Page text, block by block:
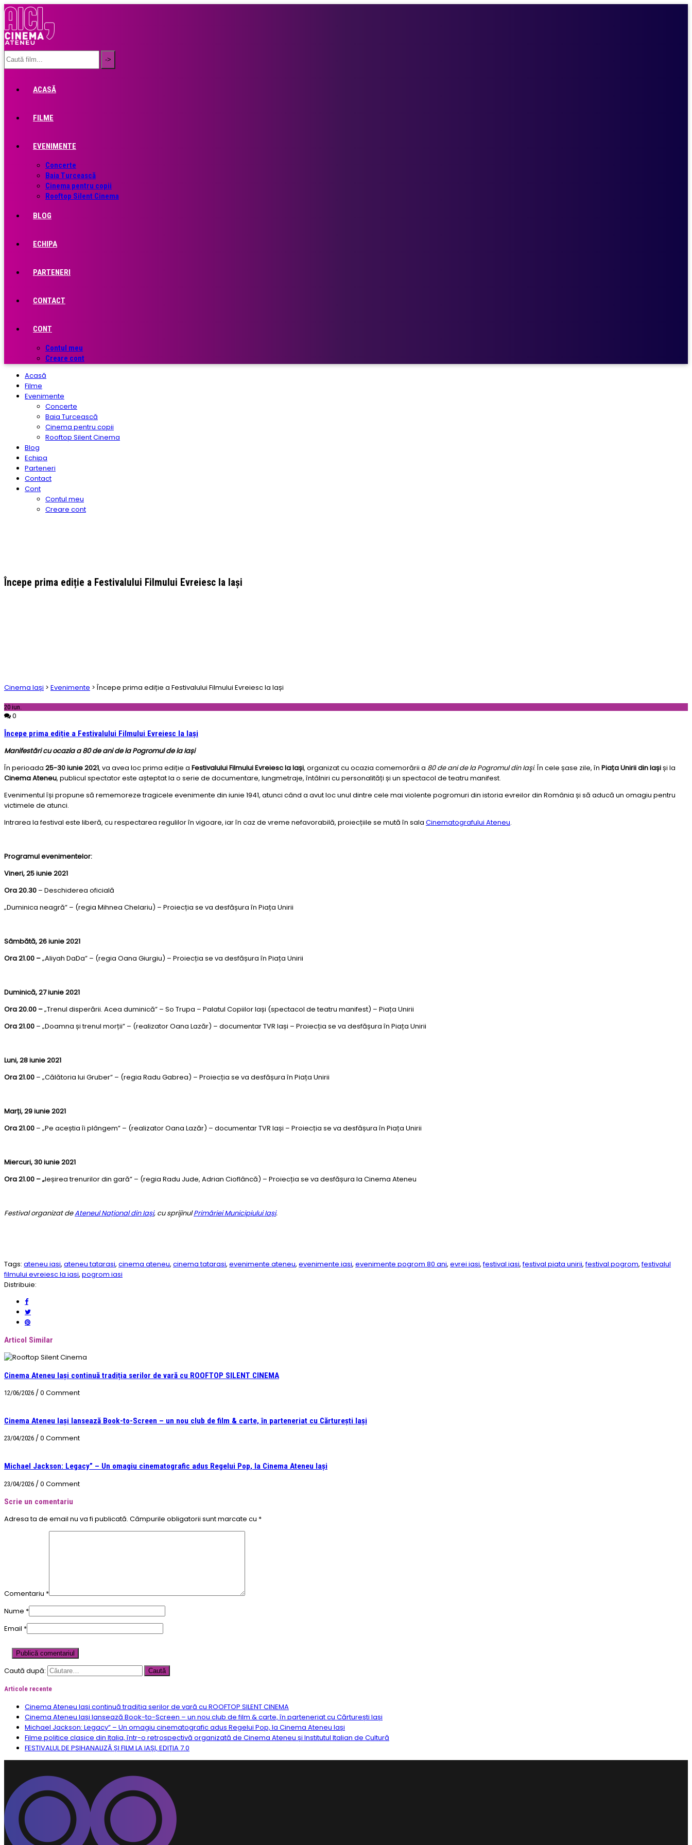
ACASĂ
FILME
EVENIMENTE
Concerte
Baia Turcească
Cinema pentru copii
Rooftop Silent Cinema
BLOG
ECHIPA
PARTENERI
CONTACT
CONT
Contul meu
Creare cont
Acasă
Filme
Evenimente
Concerte
Baia Turcească
Cinema pentru copii
Rooftop Silent Cinema
Blog
Echipa
Parteneri
Contact
Cont
Contul meu
Creare cont
Începe prima ediție a Festivalului Filmului Evreiesc la Iași
Cinema Iași > Evenimente > Începe prima ediție a Festivalului Filmului Evreiesc la Iași
20 iun.
0
Începe prima ediție a Festivalului Filmului Evreiesc la Iași
Manifestări cu ocazia a 80 de ani de la Pogromul de la Iași
În perioada 25-30 iunie 2021, va avea loc prima ediție a Festivalului Filmului Evreiesc la Iași, organizat cu ocazia comemorării a 80 de ani de la Pogromul din Iaşi. În cele șase zile, în Piața Unirii din Iașiși la
Cinema Ateneu, publicul spectator este așteptat la o serie de documentare, lungmetraje, întâlniri cu personalități și un spectacol de teatru manifest.
Evenimentul își propune să rememoreze tragicele evenimente din iunie 1941, atunci când a avut loc unul dintre cele mai violente pogromuri din istoria evreilor din România și să aducă un omagiu pentru
victimele de atunci.
Intrarea la festival este liberă, cu respectarea regulilor în vigoare, iar în caz de vreme nefavorabilă, proiecțiile se mută în sala Cinematografului Ateneu.
Programul evenimentelor:
Vineri, 25 iunie 2021
Ora 20.30 – Deschiderea oficială
„Duminica neagră” – (regia Mihnea Chelariu) – Proiecția se va desfășura în Piața Unirii
Sâmbătă, 26 iunie 2021
Ora 21.00 –„Aliyah DaDa” – (regia Oana Giurgiu) – Proiecția se va desfășura în Piața Unirii
Duminică, 27 iunie 2021
Ora 20.00 –„Trenul disperării. Acea duminică” – So Trupa – Palatul Copiilor Iași (spectacol de teatru manifest) – Piața Unirii
Ora 21.00 – „Doamna și trenul morții” – (realizator Oana Lazăr) – documentar TVR Iași – Proiecția se va desfășura în Piața Unirii
Luni, 28 iunie 2021
Ora 21.00 – „Călătoria lui Gruber” – (regia Radu Gabrea) – Proiecția se va desfășura în Piața Unirii
Marți, 29 iunie 2021
Ora 21.00 – „Pe aceștia îi plângem” – (realizator Oana Lazăr) – documentar TVR Iași – Proiecția se va desfășura în Piața Unirii
Miercuri, 30 iunie 2021
Ora 21.00 – „Ieșirea trenurilor din gară” – (regia Radu Jude, Adrian Cioflâncă) – Proiecția se va desfășura la Cinema Ateneu
Festival organizat deAteneul Național din Iași, cu sprijinulPrimăriei Municipiului Iași.
Tags: ateneu iasi, ateneu tatarasi, cinema ateneu, cinema tatarasi, evenimente ateneu, evenimente iasi, evenimente pogrom 80 ani, evrei iasi,festival iasi,festival piata unirii,festival pogrom,festivalul
filmului evreiesc la iasi, pogrom iasi
Distribuie:
Articol Similar
Cinema Ateneu Iași continuă tradiția serilor de vară cu ROOFTOP SILENT CINEMA
12/06/2026 /0 Comment
Cinema Ateneu Iași lansează Book-to-Screen – un nou club de film & carte, în parteneriat cu Cărturești Iași
23/04/2026 / 0 Comment
Michael Jackson: Legacy” – Un omagiu cinematografic adus Regelui Pop, la Cinema Ateneu Iași
23/04/2026 /0 Comment
Scrie un comentariu
Adresa ta de email nu va fi publicată. Câmpurile obligatorii sunt marcate cu *
Comentariu *
Nume *
Email *
Caută după:
Articole recente
Cinema Ateneu Iași continuă tradiția serilor de vară cu ROOFTOP SILENT CINEMA
Cinema Ateneu Iași lansează Book-to-Screen – un nou club de film & carte, în parteneriat cu Cărturești Iași
Michael Jackson: Legacy” – Un omagiu cinematografic adus Regelui Pop, la Cinema Ateneu Iași
Filme politice clasice din Italia, într-o retrospectivă organizată de Cinema Ateneu și Institutul Italian de Cultură
FESTIVALUL DE PSIHANALIZĂ ȘI FILM LA IAȘI, EDIȚIA 7.0